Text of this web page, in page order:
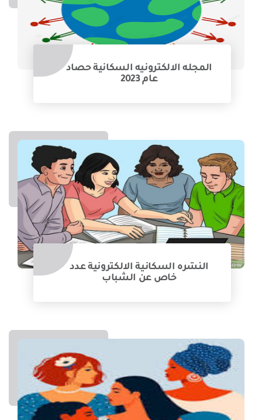
المجله الالكترونيه السكانية حصاد
عام 2023
النشره السكانية الالكترونية عدد
خاص عن الشباب